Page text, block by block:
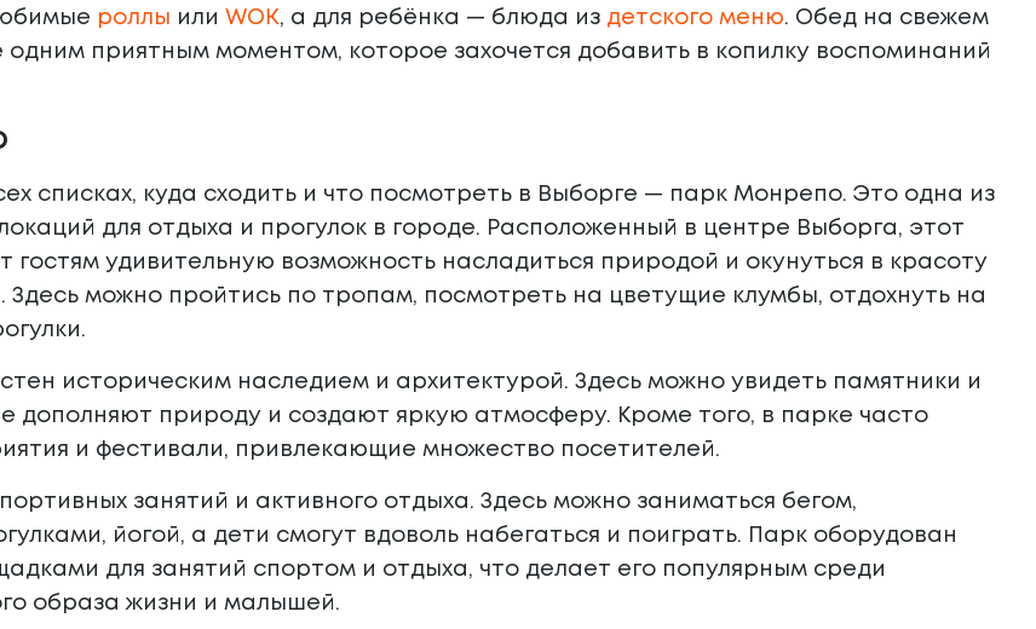
роллы или WOK, а для ребёнка — блюда из детского меню. Обед на свежем
одним приятным моментом, которое захочется добавить в копилку воспоминаний
списках, куда сходить и что посмотреть в Выборге — парк Монрепо. Это одна из
для отдыха и прогулок в городе. Расположенный в центре Выборга, этот
гостям удивительную возможность насладиться природой и окунуться в красоту
можно пройтись по тропам, посмотреть на цветущие клумбы, отдохнуть на
историческим наследием и архитектурой. Здесь можно увидеть памятники и
дополняют природу и создают яркую атмосферу. Кроме того, в парке часто
и фестивали, привлекающие множество посетителей.
занятий и активного отдыха. Здесь можно заниматься бегом,
йогой, а дети смогут вдоволь набегаться и поиграть. Парк оборудован
для занятий спортом и отдыха, что делает его популярным среди
образа жизни и малышей.